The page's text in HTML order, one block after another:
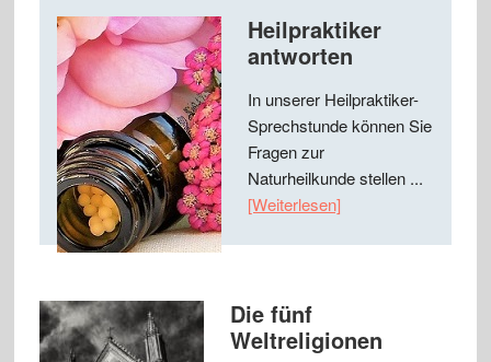
Heilpraktiker
antworten
In unserer Heilpraktiker-
Sprechstunde können Sie
Fragen zur
Naturheilkunde stellen ...
[Weiterlesen]
Die fünf
Weltreligionen